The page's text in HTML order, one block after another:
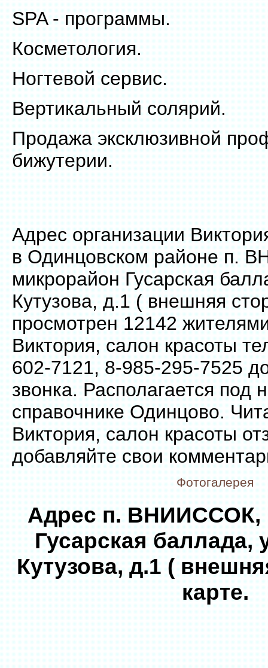
SPA - программы.
Косметология.
Ногтевой сервис.
Вертикальный солярий.
Продажа эксклюзивной
бижутерии.
Адрес организации
в Одинцовском районе п.
микрорайон Гусарская
Кутузова, д.1 ( внешняя
просмотрен 12142
Виктория, салон красоты
602-7121, 8-985-295-7525
звонка. Располагается под
справочнике Одинцово.
Виктория, салон красоты
добавляйте свои
Фотогалерея
Адрес п. ВНИИССОК,
Гусарская баллада,
Кутузова, д.1 (
карте.